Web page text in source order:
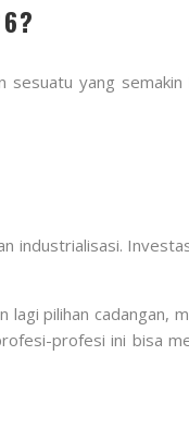
sesuatu yang semakin
industrialisasi.
lagi pilihan cadangan,
profesi ini bisa